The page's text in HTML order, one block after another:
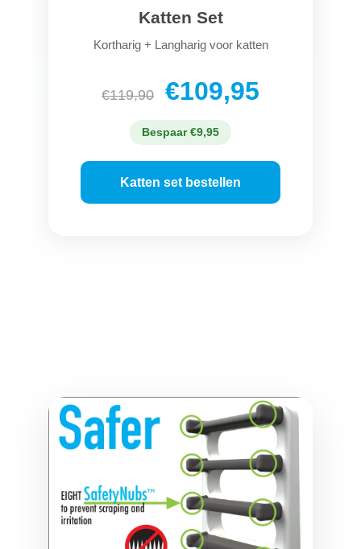
Katten Set
Kortharig + Langharig voor katten
€119,90 €109,95
Bespaar €9,95
Katten set bestellen